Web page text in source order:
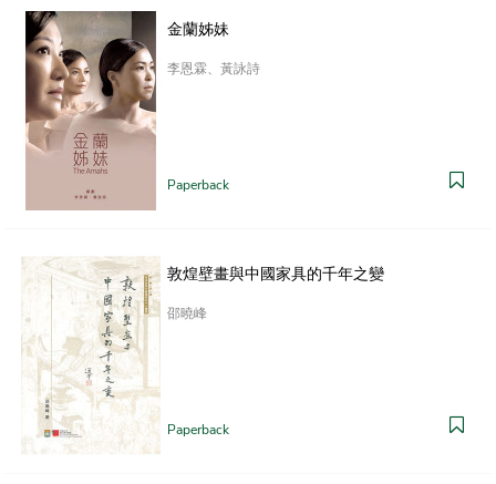
金蘭姊妹
李恩霖、黃詠詩
Paperback
敦煌壁畫與中國家具的千年之變
邵曉峰
Paperback